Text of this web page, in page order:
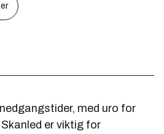
med uro for
er viktig for